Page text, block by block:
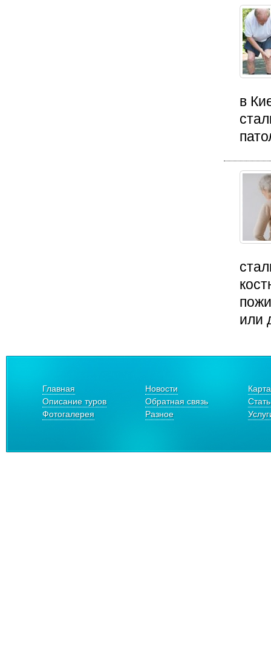
в
или
Главная Новости
Описание туров
Обратная связь
Фотогалерея
Разное